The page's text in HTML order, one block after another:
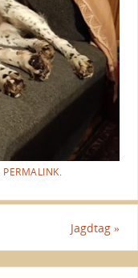
PERMALINK.
Jagdtag»